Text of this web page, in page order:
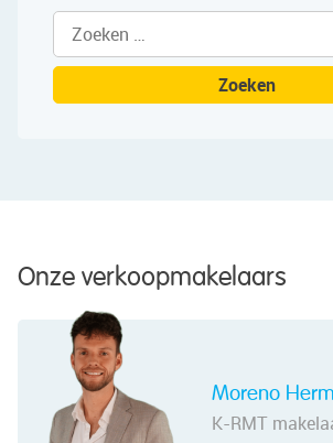
Zoeken
naar:
Onze verkoopmakelaars
Moreno
K-RMT